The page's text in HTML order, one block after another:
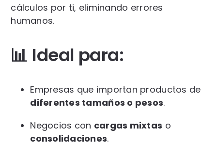
cálculos por ti, eliminando errores
humanos.
📊 Ideal para:
Empresas que importan productos de
diferentes tamaños o pesos.
Negocios con cargas mixtas o
consolidaciones.